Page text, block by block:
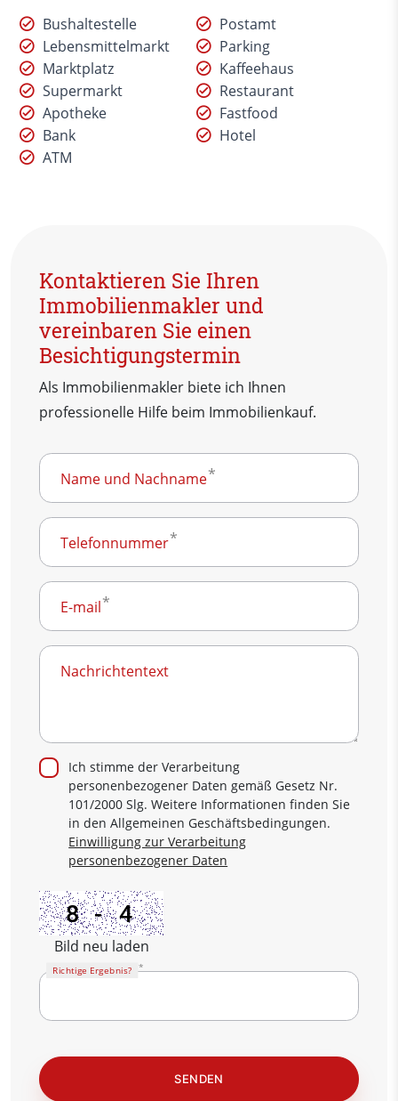
Bushaltestelle
Lebensmittelmarkt
Marktplatz
Supermarkt
Apotheke
Bank
ATM
Postamt
Parking
Kaffeehaus
Restaurant
Fastfood
Hotel
Kontaktieren Sie Ihren
Immobilienmakler und
vereinbaren Sie einen
Besichtigungstermin
Als Immobilienmakler biete ich Ihnen
professionelle Hilfe beim Immobilienkauf.
Name und Nachname
Telefonnummer
E-mail
Nachrichtentext
Ich stimme der Verarbeitung
personenbezogener Daten gemäß Gesetz Nr.
101/2000 Slg. Weitere Informationen finden Sie
in den Allgemeinen Geschäftsbedingungen.
Einwilligung zur Verarbeitung
personenbezogener Daten
Bild neu laden
Richtige Ergebnis?